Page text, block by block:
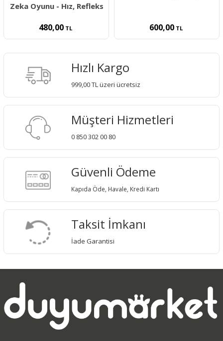
Zeka Oyunu - Hız, Refleks
480,00 TL 600,00 TL
Hızlı Kargo
999,00 TL üzeri ücretsiz
Müşteri Hizmetleri
0 850 302 00 80
Güvenli Ödeme
Kapıda Öde, Havale, Kredi Kartı
Taksit İmkanı
İade Garantisi